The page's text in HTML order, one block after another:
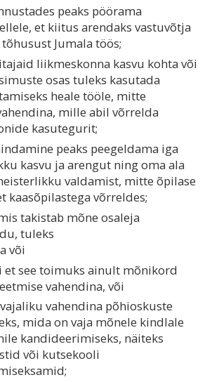
peaks pöörama
et kiitus arendaks vastuvõtja
Jumala töös;
liikmeskonna kasvu kohta või
osas tuleks kasutada
heale tööle, mitte
mille abil võrrelda
kasutegurit;
peaks peegeldama iga
kasvu ja arengut ning oma ala
valdamist, mitte õpilase
kaasõpilastega võrreldes;
takistab mõne osaleja
tuleks
või
et see toimuks ainult mõnikord
vahendina, või
vahendina põhioskuste
mida on vaja mõnele kindlale
kandideerimiseks, näiteks
või kutsekooli